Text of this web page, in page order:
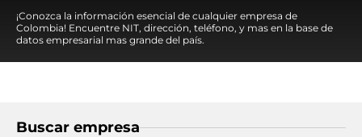
¡Conozca la información esencial de cualquier empresa de
Colombia! Encuentre NIT, dirección, teléfono, y mas en la base de
datos empresarial mas grande del país.
Buscar empresa